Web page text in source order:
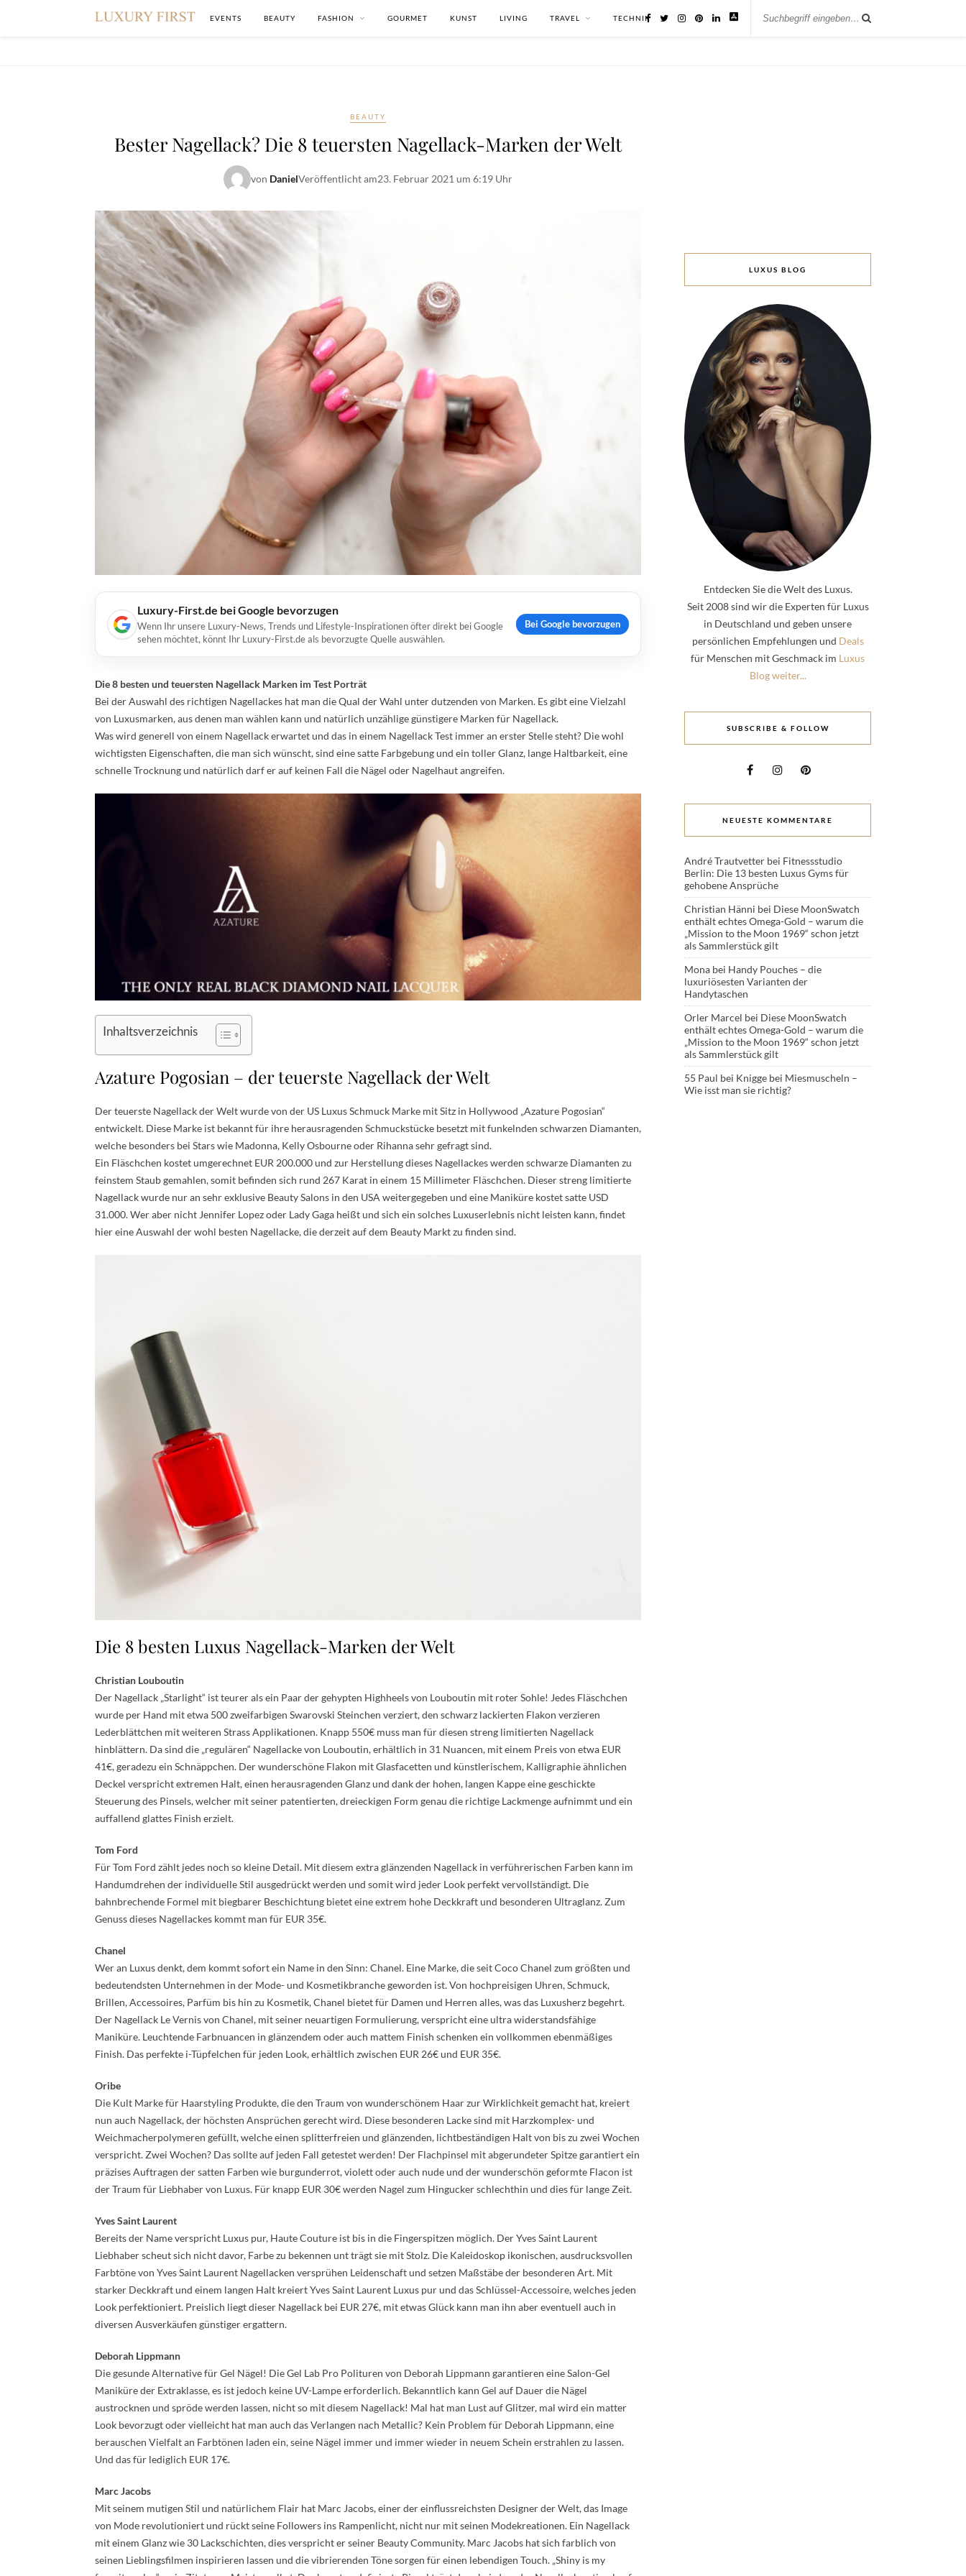
EVENTS BEAUTY FASHION GOURMET KUNST LIVING TRAVEL TECHNIK
BEAUTY
Bester Nagellack? Die 8 teuersten Nagellack-Marken der Welt
von DanielVeröffentlicht am23. Februar 2021 um 6:19 Uhr
Luxury-First.de bei Google bevorzugen
Wenn Ihr unsere Luxury-News, Trends und Lifestyle-Inspirationen öfter direkt bei Google
sehen möchtet, könnt Ihr Luxury-First.de als bevorzugte Quelle auswählen.
Bei Google bevorzugen
Die 8 besten und teuersten Nagellack Marken im Test Porträt
Bei der Auswahl des richtigen Nagellackes hat man die Qual der Wahl unter dutzenden von Marken. Es gibt eine Vielzahl
von Luxusmarken, aus denen man wählen kann und natürlich unzählige günstigere Marken für Nagellack.
Was wird generell von einem Nagellack erwartet und das in einem Nagellack Test immer an erster Stelle steht? Die wohl
wichtigsten Eigenschaften, die man sich wünscht, sind eine satte Farbgebung und ein toller Glanz, lange Haltbarkeit, eine
schnelle Trocknung und natürlich darf er auf keinen Fall die Nägel oder Nagelhaut angreifen.
Inhaltsverzeichnis
Azature Pogosian – der teuerste Nagellack der Welt
Der teuerste Nagellack der Welt wurde von der US Luxus Schmuck Marke mit Sitz in Hollywood „Azature Pogosian“
entwickelt. Diese Marke ist bekannt für ihre herausragenden Schmuckstücke besetzt mit funkelnden schwarzen Diamanten,
welche besonders bei Stars wie Madonna, Kelly Osbourne oder Rihanna sehr gefragt sind.
Ein Fläschchen kostet umgerechnet EUR 200.000 und zur Herstellung dieses Nagellackes werden schwarze Diamanten zu
feinstem Staub gemahlen, somit befinden sich rund 267 Karat in einem 15 Millimeter Fläschchen. Dieser streng limitierte
Nagellack wurde nur an sehr exklusive Beauty Salons in den USA weitergegeben und eine Maniküre kostet satte USD
31.000. Wer aber nicht Jennifer Lopez oder Lady Gaga heißt und sich ein solches Luxuserlebnis nicht leisten kann, findet
hier eine Auswahl der wohl besten Nagellacke, die derzeit auf dem Beauty Markt zu finden sind.
Die 8 besten Luxus Nagellack-Marken der Welt
Christian Louboutin
Der Nagellack „Starlight“ ist teurer als ein Paar der gehypten Highheels von Louboutin mit roter Sohle! Jedes Fläschchen
wurde per Hand mit etwa 500 zweifarbigen Swarovski Steinchen verziert, den schwarz lackierten Flakon verzieren
Lederblättchen mit weiteren Strass Applikationen. Knapp 550€ muss man für diesen streng limitierten Nagellack
hinblättern. Da sind die „regulären“ Nagellacke von Louboutin, erhältlich in 31 Nuancen, mit einem Preis von etwa EUR
41€, geradezu ein Schnäppchen. Der wunderschöne Flakon mit Glasfacetten und künstlerischem, Kalligraphie ähnlichen
Deckel verspricht extremen Halt, einen herausragenden Glanz und dank der hohen, langen Kappe eine geschickte
Steuerung des Pinsels, welcher mit seiner patentierten, dreieckigen Form genau die richtige Lackmenge aufnimmt und ein
auffallend glattes Finish erzielt.
Tom Ford
Für Tom Ford zählt jedes noch so kleine Detail. Mit diesem extra glänzenden Nagellack in verführerischen Farben kann im
Handumdrehen der individuelle Stil ausgedrückt werden und somit wird jeder Look perfekt vervollständigt. Die
bahnbrechende Formel mit biegbarer Beschichtung bietet eine extrem hohe Deckkraft und besonderen Ultraglanz. Zum
Genuss dieses Nagellackes kommt man für EUR 35€.
Chanel
Wer an Luxus denkt, dem kommt sofort ein Name in den Sinn: Chanel. Eine Marke, die seit Coco Chanel zum größten und
bedeutendsten Unternehmen in der Mode- und Kosmetikbranche geworden ist. Von hochpreisigen Uhren, Schmuck,
Brillen, Accessoires, Parfüm bis hin zu Kosmetik, Chanel bietet für Damen und Herren alles, was das Luxusherz begehrt.
Der Nagellack Le Vernis von Chanel, mit seiner neuartigen Formulierung, verspricht eine ultra widerstandsfähige
Maniküre. Leuchtende Farbnuancen in glänzendem oder auch mattem Finish schenken ein vollkommen ebenmäßiges
Finish. Das perfekte i-Tüpfelchen für jeden Look, erhältlich zwischen EUR 26€ und EUR 35€.
Oribe
Die Kult Marke für Haarstyling Produkte, die den Traum von wunderschönem Haar zur Wirklichkeit gemacht hat, kreiert
nun auch Nagellack, der höchsten Ansprüchen gerecht wird. Diese besonderen Lacke sind mit Harzkomplex- und
Weichmacherpolymeren gefüllt, welche einen splitterfreien und glänzenden, lichtbeständigen Halt von bis zu zwei Wochen
verspricht. Zwei Wochen? Das sollte auf jeden Fall getestet werden! Der Flachpinsel mit abgerundeter Spitze garantiert ein
präzises Auftragen der satten Farben wie burgunderrot, violett oder auch nude und der wunderschön geformte Flacon ist
der Traum für Liebhaber von Luxus. Für knapp EUR 30€ werden Nagel zum Hingucker schlechthin und dies für lange Zeit.
Yves Saint Laurent
Bereits der Name verspricht Luxus pur, Haute Couture ist bis in die Fingerspitzen möglich. Der Yves Saint Laurent
Liebhaber scheut sich nicht davor, Farbe zu bekennen unt trägt sie mit Stolz. Die Kaleidoskop ikonischen, ausdrucksvollen
Farbtöne von Yves Saint Laurent Nagellacken versprühen Leidenschaft und setzen Maßstäbe der besonderen Art. Mit
starker Deckkraft und einem langen Halt kreiert Yves Saint Laurent Luxus pur und das Schlüssel-Accessoire, welches jeden
Look perfektioniert. Preislich liegt dieser Nagellack bei EUR 27€, mit etwas Glück kann man ihn aber eventuell auch in
diversen Ausverkäufen günstiger ergattern.
Deborah Lippmann
Die gesunde Alternative für Gel Nägel! Die Gel Lab Pro Polituren von Deborah Lippmann garantieren eine Salon-Gel
Maniküre der Extraklasse, es ist jedoch keine UV-Lampe erforderlich. Bekanntlich kann Gel auf Dauer die Nägel
austrocknen und spröde werden lassen, nicht so mit diesem Nagellack! Mal hat man Lust auf Glitzer, mal wird ein matter
Look bevorzugt oder vielleicht hat man auch das Verlangen nach Metallic? Kein Problem für Deborah Lippmann, eine
berauschen Vielfalt an Farbtönen laden ein, seine Nägel immer und immer wieder in neuem Schein erstrahlen zu lassen.
Und das für lediglich EUR 17€.
Marc Jacobs
Mit seinem mutigen Stil und natürlichem Flair hat Marc Jacobs, einer der einflussreichsten Designer der Welt, das Image
von Mode revolutioniert und rückt seine Followers ins Rampenlicht, nicht nur mit seinen Modekreationen. Ein Nagellack
mit einem Glanz wie 30 Lackschichten, dies verspricht er seiner Beauty Community. Marc Jacobs hat sich farblich von
seinen Lieblingsfilmen inspirieren lassen und die vibrierenden Töne sorgen für einen lebendigen Touch. „Shiny is my
LUXUS BLOG
Entdecken Sie die Welt des Luxus.
Seit 2008 sind wir die Experten für Luxus
in Deutschland und geben unsere
persönlichen Empfehlungen und Deals
für Menschen mit Geschmack im Luxus
Blog weiter...
SUBSCRIBE & FOLLOW
NEUESTE KOMMENTARE
André Trautvetter bei Fitnessstudio
Berlin: Die 13 besten Luxus Gyms für
gehobene Ansprüche
Christian Hänni bei Diese MoonSwatch
enthält echtes Omega-Gold – warum die
„Mission to the Moon 1969“ schon jetzt
als Sammlerstück gilt
Mona bei Handy Pouches – die
luxuriösesten Varianten der
Handytaschen
Orler Marcel bei Diese MoonSwatch
enthält echtes Omega-Gold – warum die
„Mission to the Moon 1969“ schon jetzt
als Sammlerstück gilt
55 Paul bei Knigge bei Miesmuscheln –
Wie isst man sie richtig?